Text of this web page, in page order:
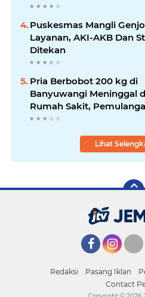
Puskesmas Mangli
Layanan, AKI-AKB Dan
Ditekan
Pria Berbobot 200 kg di
Banyuwangi Meninggal
Rumah Sakit,
Dibantu Damkar dan
Lihat
Redaksi Pasang Iklan
Contact